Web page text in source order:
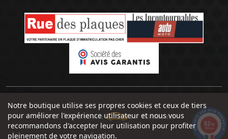
Notre boutique utilise ses propres cookies et ceux de tiers
pour améliorer l'expérience utilisateur et nous vous
recommandons d'accepter leur utilisation pour profiter
pleinement de votre navigation.
Un site réalisé avec par SERIOUSWEB
9.2/10
1492 avis